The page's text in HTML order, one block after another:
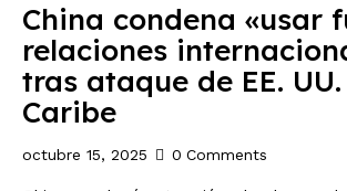
China condena «usar
relaciones
tras ataque de EE.
Caribe
octubre 15, 2025 0 Comments